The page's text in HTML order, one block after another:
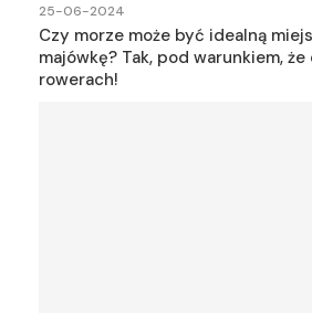
25-06-2024
Czy morze może być idealną
majówkę? Tak, pod warunkiem,
rowerach!